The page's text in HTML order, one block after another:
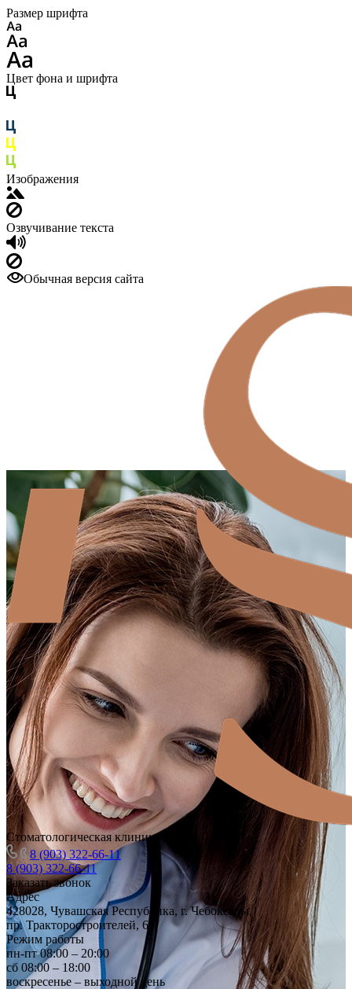
Размер шрифта
Цвет фона и шрифта
Изображения
Озвучивание текста
Обычная версия сайта
Стоматологическая клиника
8 (903) 322-66-11
8 (903) 322-66-11
Заказать звонок
Адрес
428028, Чувашская Республика, г. Чебоксары,
пр. Тракторостроителей, 64
Режим работы
пн-пт 08:00 – 20:00
сб 08:00 – 18:00
воскресенье – выходной день